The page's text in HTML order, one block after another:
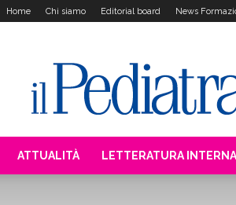
Home Chi siamo Editorial board News
Pediatra
ATTUALITÀ LETTERATURA